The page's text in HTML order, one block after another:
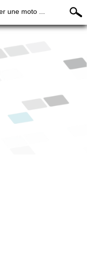
une moto ...